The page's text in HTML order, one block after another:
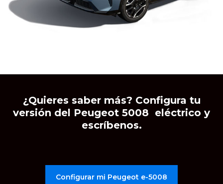
¿Quieres saber más? Configura tu
versión del Peugeot 5008 eléctrico y
escríbenos.
Configurar mi Peugeot e-5008